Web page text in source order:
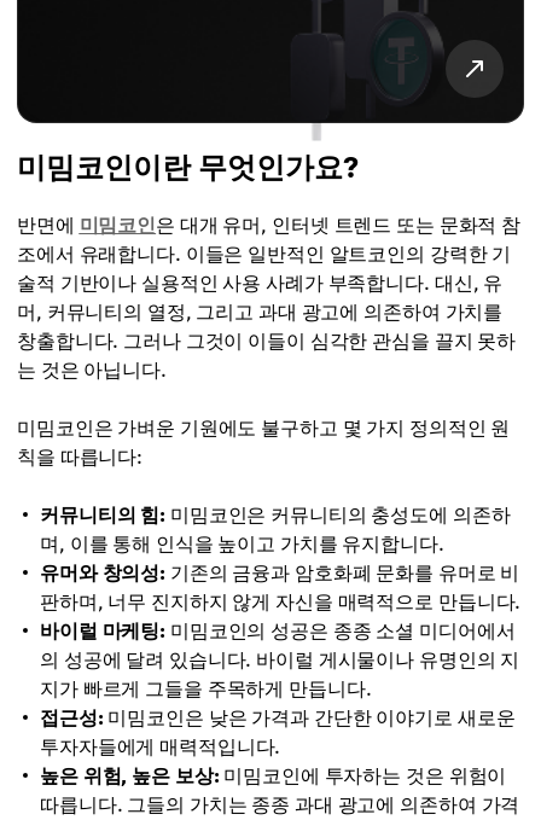
미밈코인이란 무엇인가요?
반면에 미밈코인은 대개 유머, 인터넷 트렌드 또는 문화적 참
조에서 유래합니다. 이들은 일반적인 알트코인의 강력한 기
술적 기반이나 실용적인 사용 사례가 부족합니다. 대신, 유
머, 커뮤니티의 열정, 그리고 과대 광고에 의존하여 가치를
창출합니다. 그러나 그것이 이들이 심각한 관심을 끌지 못하
는 것은 아닙니다.
미밈코인은 가벼운 기원에도 불구하고 몇 가지 정의적인 원
칙을 따릅니다:
커뮤니티의 힘: 미밈코인은 커뮤니티의 충성도에 의존하
며, 이를 통해 인식을 높이고 가치를 유지합니다.
유머와 창의성: 기존의 금융과 암호화폐 문화를 유머로 비
판하며, 너무 진지하지 않게 자신을 매력적으로 만듭니다.
바이럴 마케팅: 미밈코인의 성공은 종종 소셜 미디어에서
의 성공에 달려 있습니다. 바이럴 게시물이나 유명인의 지
지가 빠르게 그들을 주목하게 만듭니다.
접근성: 미밈코인은 낮은 가격과 간단한 이야기로 새로운
투자자들에게 매력적입니다.
높은 위험, 높은 보상: 미밈코인에 투자하는 것은 위험이
따릅니다. 그들의 가치는 종종 과대 광고에 의존하여 가격